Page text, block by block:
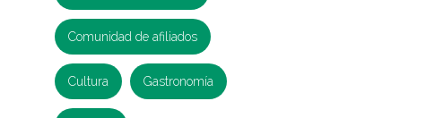
Comunidad de afiliados
Cultura Gastronomía